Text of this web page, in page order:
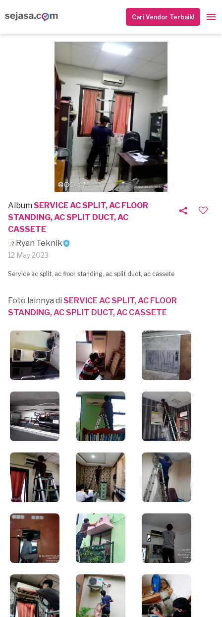
Cari Vendor Terbaik!
Album SERVICE AC SPLIT, AC FLOOR
STANDING, AC SPLIT DUCT, AC
CASSETE
Ryan Teknik
12 May 2023
Service ac split, ac floor standing, ac split duct, ac cassete
Foto lainnya di SERVICE AC SPLIT, AC FLOOR
STANDING, AC SPLIT DUCT, AC CASSETE